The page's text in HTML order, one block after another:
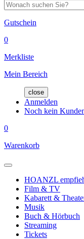
Gutschein
0
Merkliste
Mein Bereich
close
Anmelden
Noch kein
0
Warenkorb
HOANZL
Film & TV
Kabarett &
Musik
Buch & Hörbuch
Streaming
Tickets